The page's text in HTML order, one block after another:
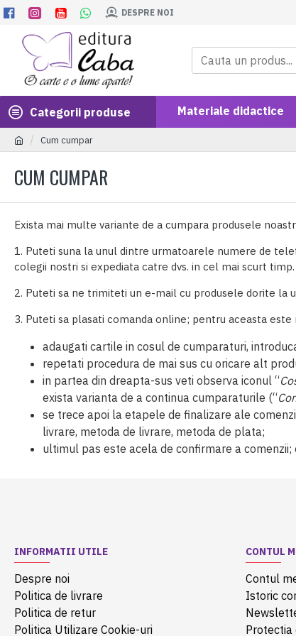
DESPRE NOI
Categorii produse Materiale didactice
Cum cumpar
CUM CUMPAR
Exista mai multe variante de a cumpara produsele
1. Puteti suna la unul dintre urmatoarele numere de
colegii nostri si expediata catre dvs. in cel mai scurt timp.
2. Puteti sa ne trimiteti un e-mail cu produsele dorite la
3. Puteti sa plasati comanda online; pentru aceasta
adaugati cartile in cosul de cumparaturi,
repetati procedura de mai sus cu oricare alt
in partea din dreapta-sus veti observa iconul “
exista varianta de a continua cumparaturile (“
se trece apoi la etapele de finalizare ale
livrare, metoda de livrare, metoda de plata;
ultimul pas este acela de confirmare a
INFORMATII UTILE
Despre noi
Politica de livrare
Politica de retur
Politica Utilizare Cookie-uri
CONTUL
Contul
Istoric